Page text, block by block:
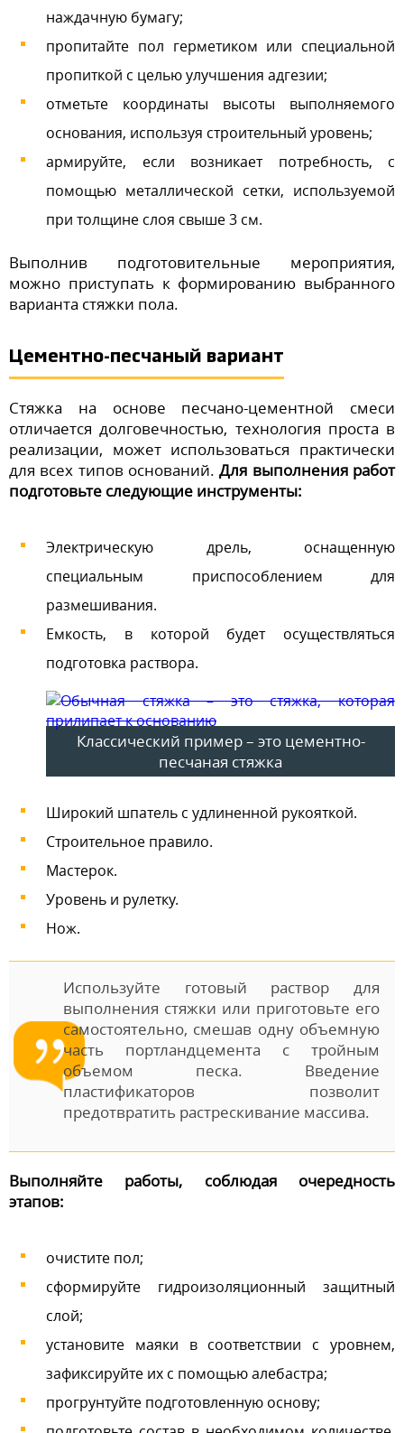
наждачную бумагу;
пропитайте пол герметиком или специальной
пропиткой с целью улучшения адгезии;
отметьте координаты высоты выполняемого
основания, используя строительный уровень;
армируйте, если возникает потребность, с
помощью металлической сетки, используемой
при толщине слоя свыше 3 см.
Выполнив подготовительные мероприятия,
можно приступать к формированию выбранного
варианта стяжки пола.
Цементно-песчаный вариант
Стяжка на основе песчано-цементной смеси
отличается долговечностью, технология проста в
реализации, может использоваться практически
для всех типов оснований.Для выполнения работ
подготовьте следующие инструменты:
Электрическую дрель, оснащенную
специальным приспособлением для
размешивания.
Емкость, в которой будет осуществляться
подготовка раствора.
Классический пример – это цементно-
песчаная стяжка
Широкий шпатель с удлиненной рукояткой.
Строительное правило.
Мастерок.
Уровень и рулетку.
Нож.
Используйте готовый раствор для
выполнения стяжки или приготовьте его
самостоятельно, смешав одну объемную
часть портландцемента с тройным
объемом песка. Введение
пластификаторов позволит
предотвратить растрескивание массива.
Выполняйте работы, соблюдая очередность
этапов:
очистите пол;
сформируйте гидроизоляционный защитный
слой;
установите маяки в соответствии с уровнем,
зафиксируйте их с помощью алебастра;
прогрунтуйте подготовленную основу;